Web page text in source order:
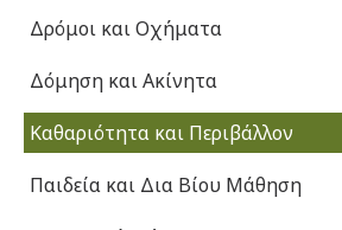
Δρόμοι και Οχήματα
Δόμηση και Ακίνητα
Καθαριότητα και Περιβάλλον
Παιδεία και Δια Βίου Μάθηση